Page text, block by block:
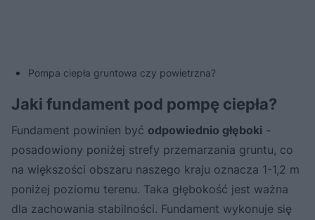
Pompa ciepła gruntowa czy powietrzna?
Jaki fundament pod pompę ciepła?
Fundament powinien być odpowiednio głęboki -
posadowiony poniżej strefy przemarzania gruntu, co
na większości obszaru naszego kraju oznacza 1-1,2 m
poniżej poziomu terenu. Taka głębokość jest ważna
dla zachowania stabilności. Fundament wykonuje się